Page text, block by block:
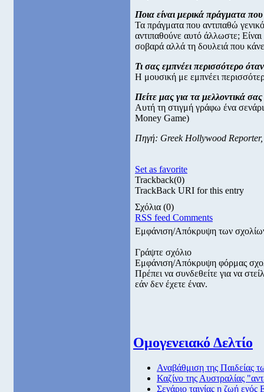
Ποια είναι μερικά πράγματα
Τα πράγματα που αντιπαθώ
αντιπαθούνε αυτό άλλωστε;
σοβαρά αλλά τη δουλειά που
Τι σας εμπνέει περισσότερο
Η μουσική με εμπνέει
Πείτε μας για τα μελλοντικά
Αυτή τη στιγμή γράφω ένα
Money Game)
Πηγή: Greek Hollywood Reporter,
Set as favorite
Trackback(0)
TrackBack URI for this entry
Σχόλια (0)
RSS feed Comments
Εμφάνιση/Απόκρυψη των
Γράψτε σχόλιο
Εμφάνιση/Απόκρυψη φόρμας
Πρέπει να συνδεθείτε για να
εάν δεν έχετε έναν.
Ομογενειακό Δελτίο
Αναβάθμιση της Παιδείας
Καζίνο της Αυστραλίας
Σενάριο ταινίας η ζωή